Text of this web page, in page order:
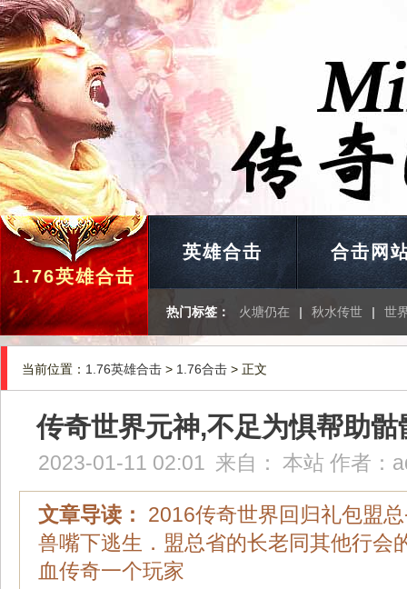
1.76英雄合击
英雄合击 合击网
热门标签： 火塘仍在 | 秋水传世 | 世
当前位置： 1.76英雄合击 > 1.76合击 > 正文
传奇世界元神,不足为惧帮助
2023-01-11 02:01 来自： 本站 作者：
文章导读：
2016传奇世界回归礼包盟
兽嘴下逃生．盟总省的长老同其他行会
血传奇一个玩家